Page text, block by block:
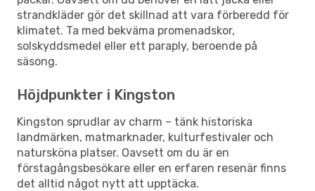
strandkläder gör det skillnad att vara förberedd för
klimatet. Ta med bekväma promenadskor,
solskyddsmedel eller ett paraply, beroende på
säsong.
Höjdpunkter i Kingston
Kingston sprudlar av charm – tänk historiska
landmärken, matmarknader, kulturfestivaler och
natursköna platser. Oavsett om du är en
förstagångsbesökare eller en erfaren resenär finns
det alltid något nytt att upptäcka.